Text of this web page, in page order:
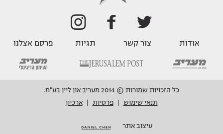
אודות צור קשר תגיות פרסם אצלנו
כל הזכויות שמורות © 2014 מעריב און ליין בע"מ.
תנאי שימוש
פרטיות ארכיון
עיצוב אתר